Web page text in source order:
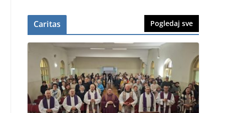
Caritas Pogledaj sve